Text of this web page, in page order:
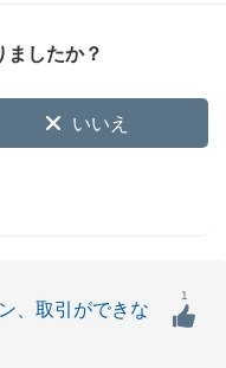
ましたか？
いいえ
、取引ができな
1